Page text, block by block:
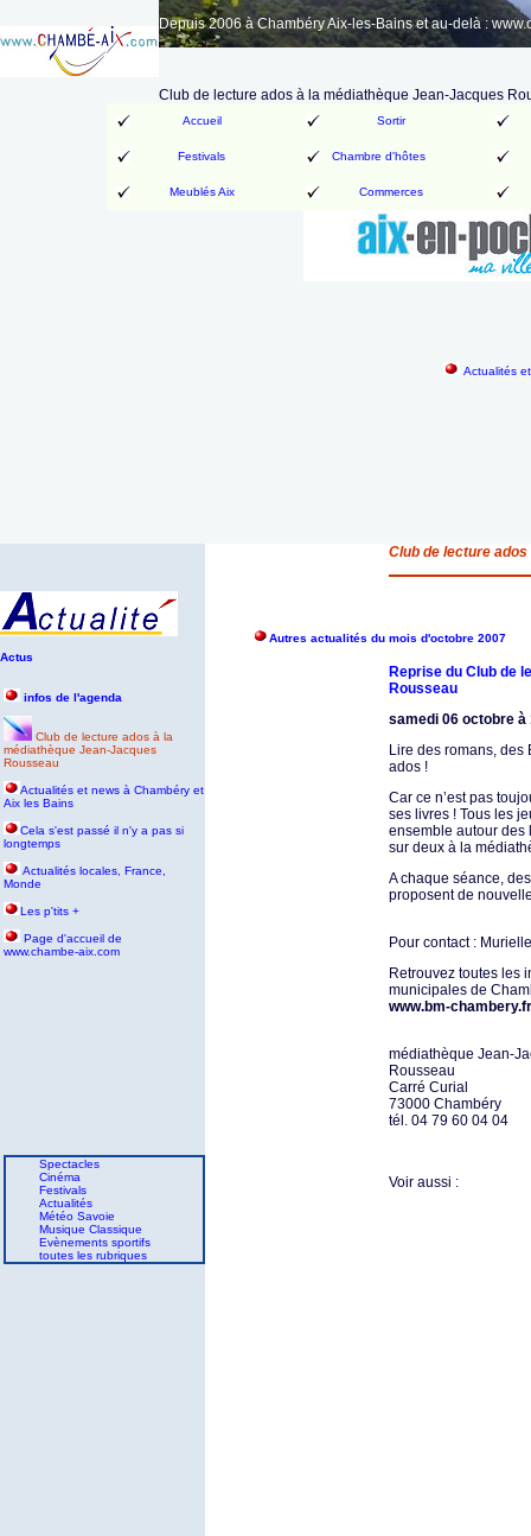
Depuis 2006 à Chambéry Aix-les-Bains et au-delà :
Club de lecture ados à la médiathèque Jean-Jacques
Accueil Sortir
Festivals Chambre d'hôtes
Meublés Aix Commerces
Actualités
Club de lecture
Actus
Autres actualités du mois d'octobre 2007
infos de l'agenda
Club de lecture ados à la
médiathèque Jean-Jacques
Rousseau
Actualités et news à Chambéry et
Aix les Bains
Cela s'est passé il n'y a pas si
longtemps
Actualités locales, France,
Monde
Les p'tits +
Page d'accueil de
www.chambe-aix.com
Spectacles
Cinéma
Festivals
Actualités
Météo Savoie
Musique Classique
Evènements sportifs
toutes les rubriques
Reprise du Club de
Rousseau
samedi 06 octobre à
Lire des romans,
ados !
Car ce n’est pas
ses livres ! Tous les
ensemble autour des
sur deux à la
A chaque séance,
proposent de
Pour contact :
Retrouvez toutes les
municipales de
www.bm-chambery.fr
médiathèque Jean-
Rousseau
Carré Curial
73000 Chambéry
tél. 04 79 60 04 04
Voir aussi :